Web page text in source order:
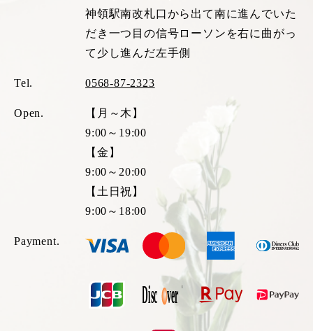
神領駅南改札口から出て南に進んでいた
だき一つ目の信号ローソンを右に曲がっ
て少し進んだ左手側
Tel. 0568-87-2323
Open.
【月～木】
9:00～19:00
【金】
9:00～20:00
【土日祝】
9:00～18:00
Payment.